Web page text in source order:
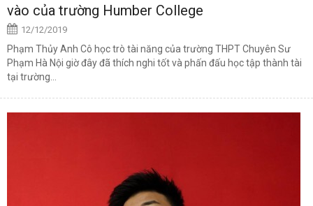
vào của trường Humber College
12/12/2019
Phạm Thủy Anh Cô học trò tài năng của trường THPT Chuyên Sư
Phạm Hà Nội giờ đây đã thích nghi tốt và phấn đấu học tập thành tài
tại trường...